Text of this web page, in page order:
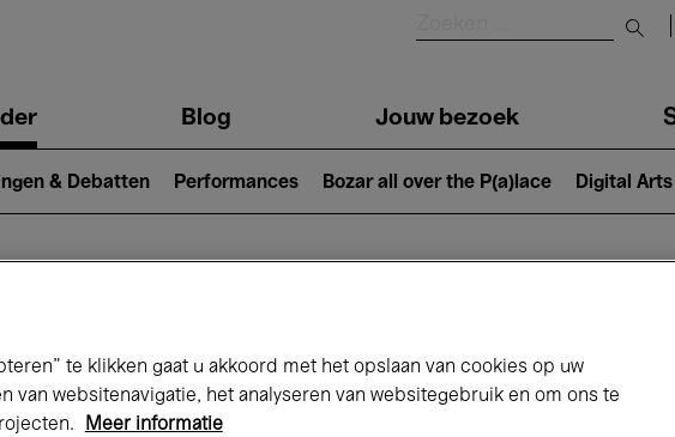
Blog Jouw bezoek
& Debatten Performances Bozar all over the P(a)lace Digital Arts
te klikken gaat u akkoord met het opslaan van cookies op uw
van websitenavigatie, het analyseren van websitegebruik en om ons te
Meer informatie